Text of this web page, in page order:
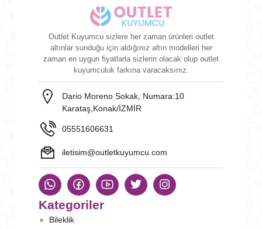
Outlet Kuyumcu sizlere her zaman ürünleri outlet
altınlar sunduğu için aldığınız altın modelleri her
zaman en uygun fiyatlarla sizlerin olacak olup outlet
kuyumculuk farkına varacaksınız.
Dario Moreno Sokak, Numara:10
Karataş,Konak/İZMİR
05551606631
iletisim@outletkuyumcu.com
Kategoriler
Bileklik